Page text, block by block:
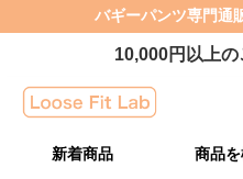
バギーパンツ専門通
10,000円以上の
新着商品 商品